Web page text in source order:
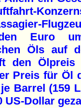
Euro
Öls auf
den
Preis für Öl
Barrel (159
US-Dollar